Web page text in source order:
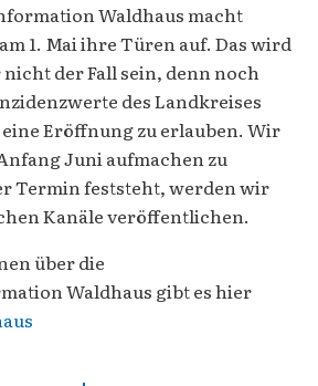
Waldhaus macht
1. Mai ihre Türen auf. Das wird
der Fall sein, denn noch
des Landkreises
Eröffnung zu erlauben. Wir
Juni aufmachen zu
Termin feststeht, werden wir
Kanäle veröffentlichen.
über die
Waldhaus gibt es hier